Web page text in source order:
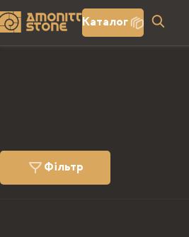
Каталог
Фільтр